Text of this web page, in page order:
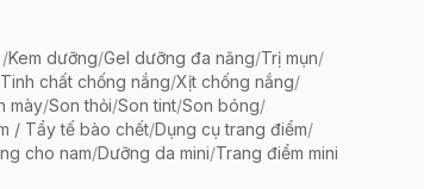
/Kem dưỡng/Gel dưỡng đa năng/Trị mụn/
Tinh chất chống nắng/Xịt chống nắng/
mày/Son thỏi/Son tint/Son bóng/
/ Tẩy tế bào chết/Dụng cụ trang điểm/
cho nam/Dưỡng da mini/Trang điểm mini